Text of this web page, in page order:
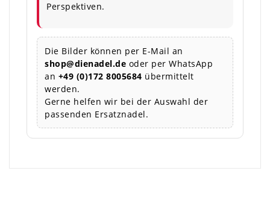
Perspektiven.
Die Bilder können per E-Mail an
shop@dienadel.de oder per WhatsApp
an +49 (0)172 8005684 übermittelt
werden.
Gerne helfen wir bei der Auswahl der
passenden Ersatznadel.